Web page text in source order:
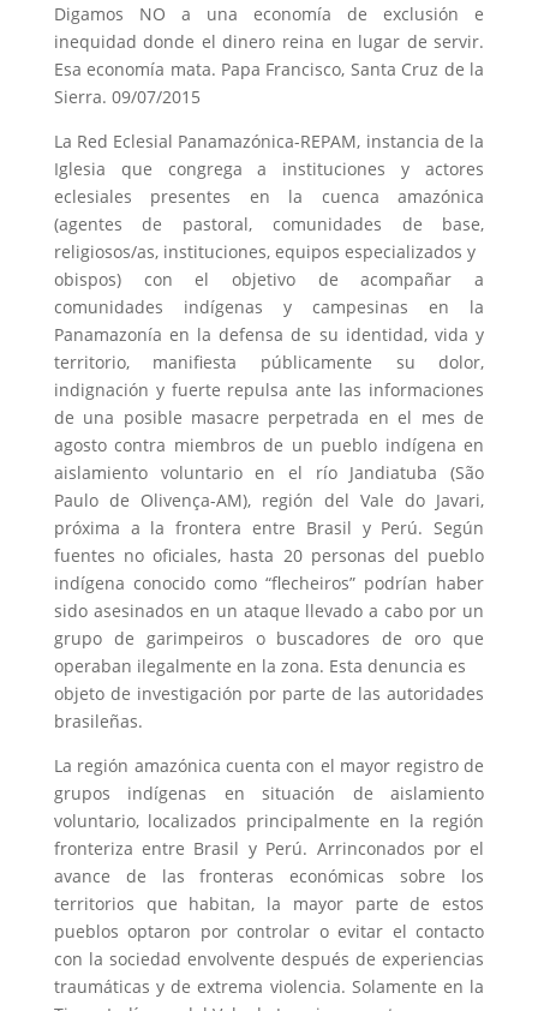
Digamos NO a una economía de exclusión e
inequidad donde el dinero reina en lugar de servir.
Esa economía mata. Papa Francisco, Santa Cruz de la
Sierra. 09/07/2015
La Red Eclesial Panamazónica-REPAM, instancia de la
Iglesia que congrega a instituciones y actores
eclesiales presentes en la cuenca amazónica
(agentes de pastoral, comunidades de base,
religiosos/as, instituciones, equipos especializados y
obispos) con el objetivo de acompañar a
comunidades indígenas y campesinas en la
Panamazonía en la defensa de su identidad, vida y
territorio, manifiesta públicamente su dolor,
indignación y fuerte repulsa ante las informaciones
de una posible masacre perpetrada en el mes de
agosto contra miembros de un pueblo indígena en
aislamiento voluntario en el río Jandiatuba (São
Paulo de Olivença-AM), región del Vale do Javari,
próxima a la frontera entre Brasil y Perú. Según
fuentes no oficiales, hasta 20 personas del pueblo
indígena conocido como “flecheiros” podrían haber
sido asesinados en un ataque llevado a cabo por un
grupo de garimpeiros o buscadores de oro que
operaban ilegalmente en la zona. Esta denuncia es
objeto de investigación por parte de las autoridades
brasileñas.
La región amazónica cuenta con el mayor registro de
grupos indígenas en situación de aislamiento
voluntario, localizados principalmente en la región
fronteriza entre Brasil y Perú. Arrinconados por el
avance de las fronteras económicas sobre los
territorios que habitan, la mayor parte de estos
pueblos optaron por controlar o evitar el contacto
con la sociedad envolvente después de experiencias
traumáticas y de extrema violencia. Solamente en la